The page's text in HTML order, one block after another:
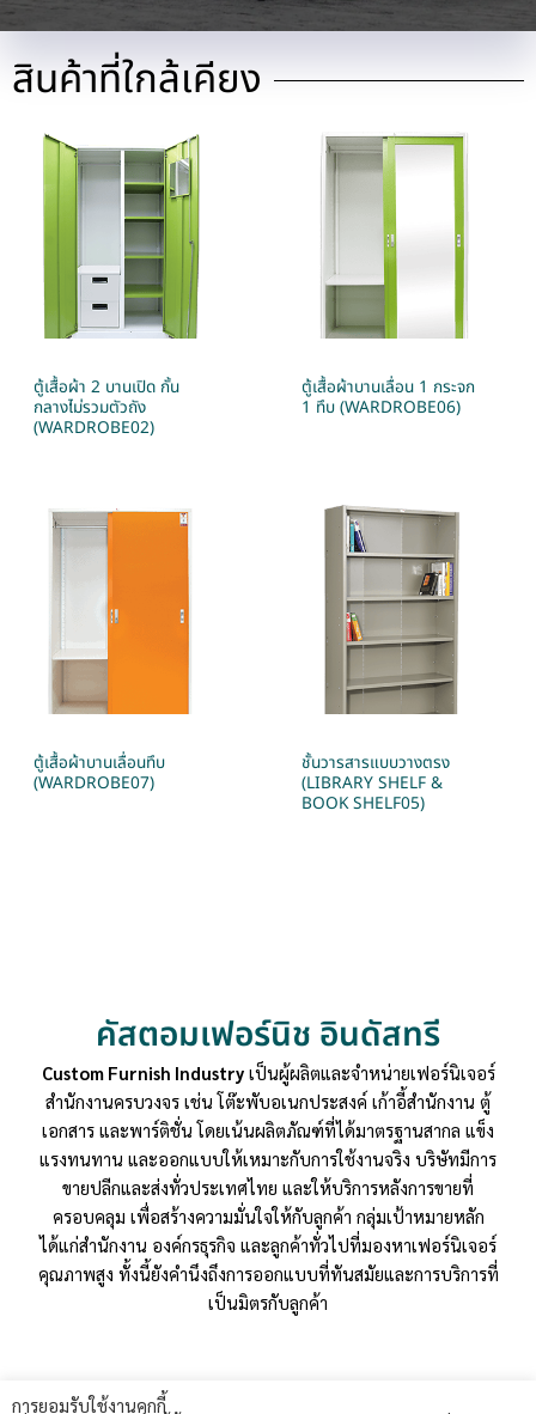
สินค้าที่ใกล้เคียง
ตู้เสื้อผ้า 2 บานเปิด กั้น
กลางไม่รวมตัวถัง
(WARDROBE02)
ตู้เสื้อผ้าบานเลื่อน 1 กระจก
1 ทึบ (WARDROBE06)
ตู้เสื้อผ้าบานเลื่อนทึบ
(WARDROBE07)
ชั้นวารสารแบบวางตรง
(LIBRARY SHELF &
BOOK SHELF05)
คัสตอมเฟอร์นิช อินดัสทรี
Custom Furnish Industryเป็นผู้ผลิตและจำหน่ายเฟอร์นิเจอร์
สำนักงานครบวงจร เช่น โต๊ะพับอเนกประสงค์ เก้าอี้สำนักงาน ตู้
เอกสาร และพาร์ติชั่น โดยเน้นผลิตภัณฑ์ที่ได้มาตรฐานสากล แข็ง
แรงทนทาน และออกแบบให้เหมาะกับการใช้งานจริง บริษัทมีการ
ขายปลีกและส่งทั่วประเทศไทย และให้บริการหลังการขายที่
ครอบคลุม เพื่อสร้างความมั่นใจให้กับลูกค้า กลุ่มเป้าหมายหลัก
ได้แก่สำนักงาน องค์กรธุรกิจ และลูกค้าทั่วไปที่มองหาเฟอร์นิเจอร์
คุณภาพสูง ทั้งนี้ยังคำนึงถึงการออกแบบที่ทันสมัยและการบริการที่
เป็นมิตรกับลูกค้า
การยอมรับใช้งานคุกกี้